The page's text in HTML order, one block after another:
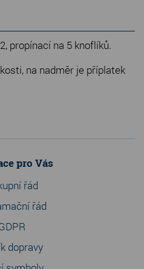
propínací na 5 knoflíků.
na nadměr je příplatek
pro Vás
řád
řád
dopravy